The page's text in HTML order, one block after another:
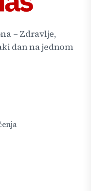
– Zdravlje,
dan na jednom